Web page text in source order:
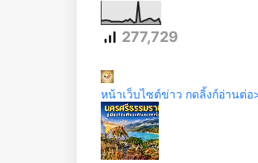
277,729
หน้าเว็บไซต์ข่าว กดลิ้งก์อ่านต่อ